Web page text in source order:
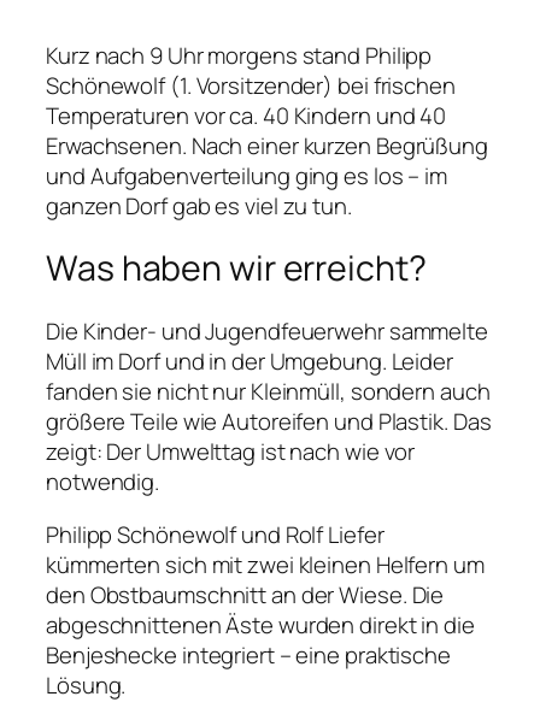
Kurz nach 9 Uhr morgens stand Philipp
Schönewolf (1. Vorsitzender) bei frischen
Temperaturen vor ca. 40 Kindern und 40
Erwachsenen. Nach einer kurzen Begrüßung
und Aufgabenverteilung ging es los – im
ganzen Dorf gab es viel zu tun.
Was haben wir erreicht?
Die Kinder- und Jugendfeuerwehr sammelte
Müll im Dorf und in der Umgebung. Leider
fanden sie nicht nur Kleinmüll, sondern auch
größere Teile wie Autoreifen und Plastik. Das
zeigt: Der Umwelttag ist nach wie vor
notwendig.
Philipp Schönewolf und Rolf Liefer
kümmerten sich mit zwei kleinen Helfern um
den Obstbaumschnitt an der Wiese. Die
abgeschnittenen Äste wurden direkt in die
Benjeshecke integriert – eine praktische
Lösung.